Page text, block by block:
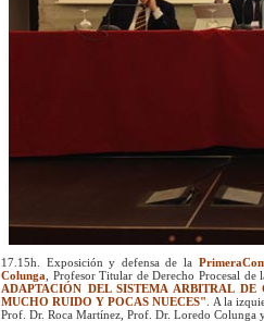
17.15h. Exposición y defensa de la
Colunga , Profesor Titular de Derecho Procesal
ADAPTACIÓN DEL SISTEMA ARBITRAL
MUCHO RUIDO Y POCAS NUECES"
. A la
Prof. Dr. Roca Martínez, Prof. Dr. Loredo Colunga